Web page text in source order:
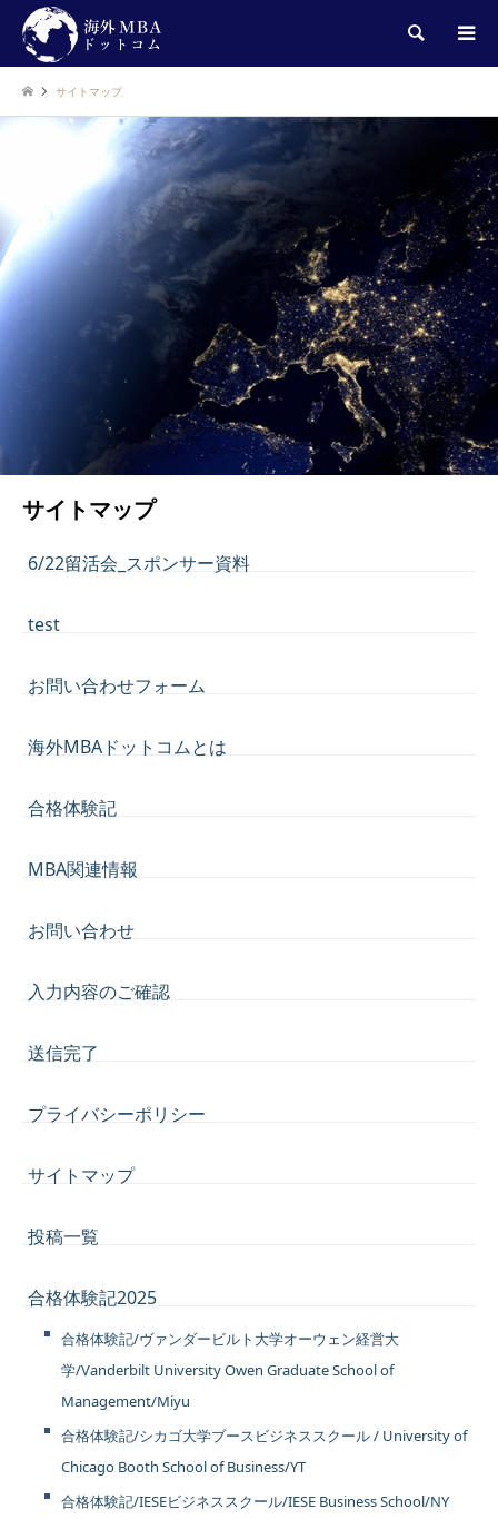
検索
サイトマップ
サイトマップ
6/22留活会_スポンサー資料
test
お問い合わせフォーム
海外MBAドットコムとは
合格体験記
MBA関連情報
お問い合わせ
入力内容のご確認
送信完了
プライバシーポリシー
サイトマップ
投稿一覧
合格体験記2025
合格体験記/ヴァンダービルト大学オーウェン経営大
学/Vanderbilt University Owen Graduate School of
Management/Miyu
合格体験記/シカゴ大学ブースビジネススクール / University of
Chicago Booth School of Business/YT
合格体験記/IESEビジネススクール/IESE Business School/NY